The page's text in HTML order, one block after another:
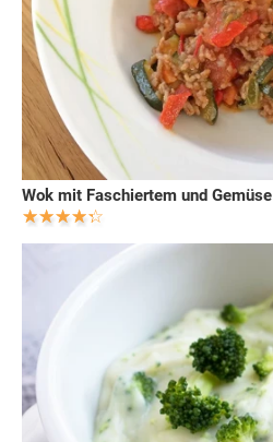
Wok mit Faschiertem und Gemüse